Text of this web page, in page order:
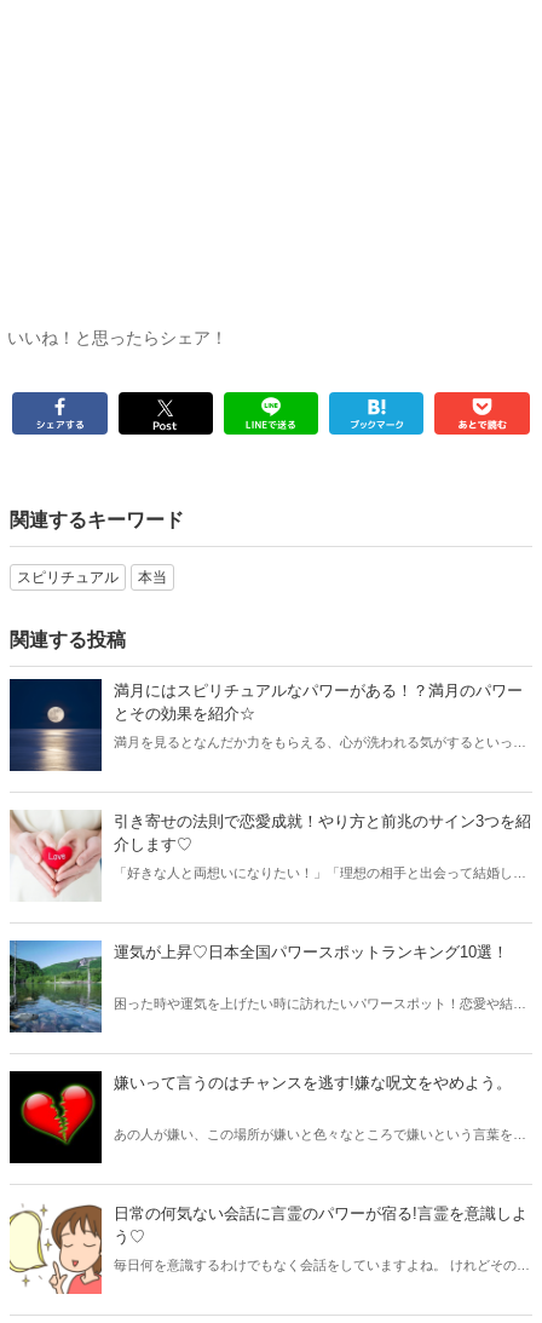
いいね！と思ったらシェア！
関連するキーワード
スピリチュアル 本当
関連する投稿
満月にはスピリチュアルなパワーがある！？満月のパワー
とその効果を紹介☆
満月を見るとなんだか力をもらえる、心が洗われる気がするといった
介します。
引き寄せの法則で恋愛成就！やり方と前兆のサイン3つを紹
介します♡
「好きな人と両想いになりたい！」「理想の相手と出会って結婚した
の引き寄せの法則のやり方を紹介します。
運気が上昇♡日本全国パワースポットランキング10選！
困った時や運気を上げたい時に訪れたいパワースポット！恋愛や結
介しましょう♫
嫌いって言うのはチャンスを逃す!嫌な呪文をやめよう。
あの人が嫌い、この場所が嫌いと色々なところで嫌いという言葉を使
ってしまうんです。 自分のせっかくの魅力を半減させてしまってはも
ったいないですよね。 簡単に嫌いと言ってしまうのは、自分がどんど
ん醜くなっていってしまいます。 せっかくのチャンスも逃してしまう
事にもなるんです。 じゃあどうすれば良いの? 詳しく見ていきましょ
日常の何気ない会話に言霊のパワーが宿る!言霊を意識しよ
う♡
毎日何を意識するわけでもなく会話をしていますよね。 けれどその言